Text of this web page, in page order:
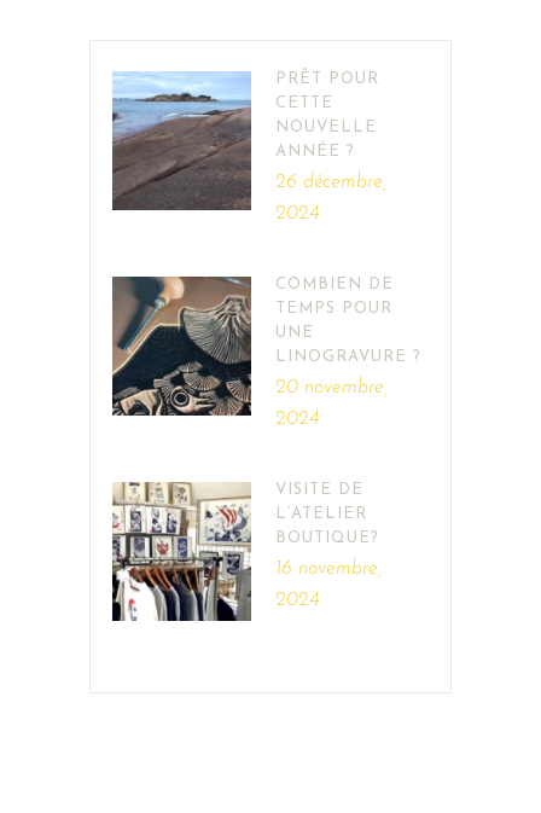
PRÊT POUR
CETTE
NOUVELLE
ANNÉE ?
26 décembre,
2024
COMBIEN DE
TEMPS POUR
UNE
LINOGRAVURE ?
20 novembre,
2024
VISITE DE
L’ATELIER
BOUTIQUE?
16 novembre,
2024